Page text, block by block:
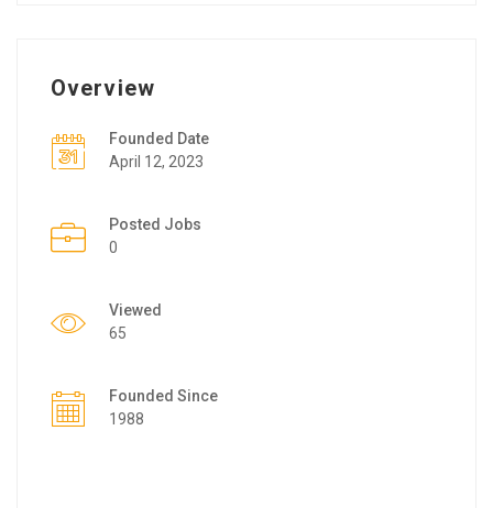
Overview
Founded Date
April 12, 2023
Posted Jobs
0
Viewed
65
Founded Since
1988